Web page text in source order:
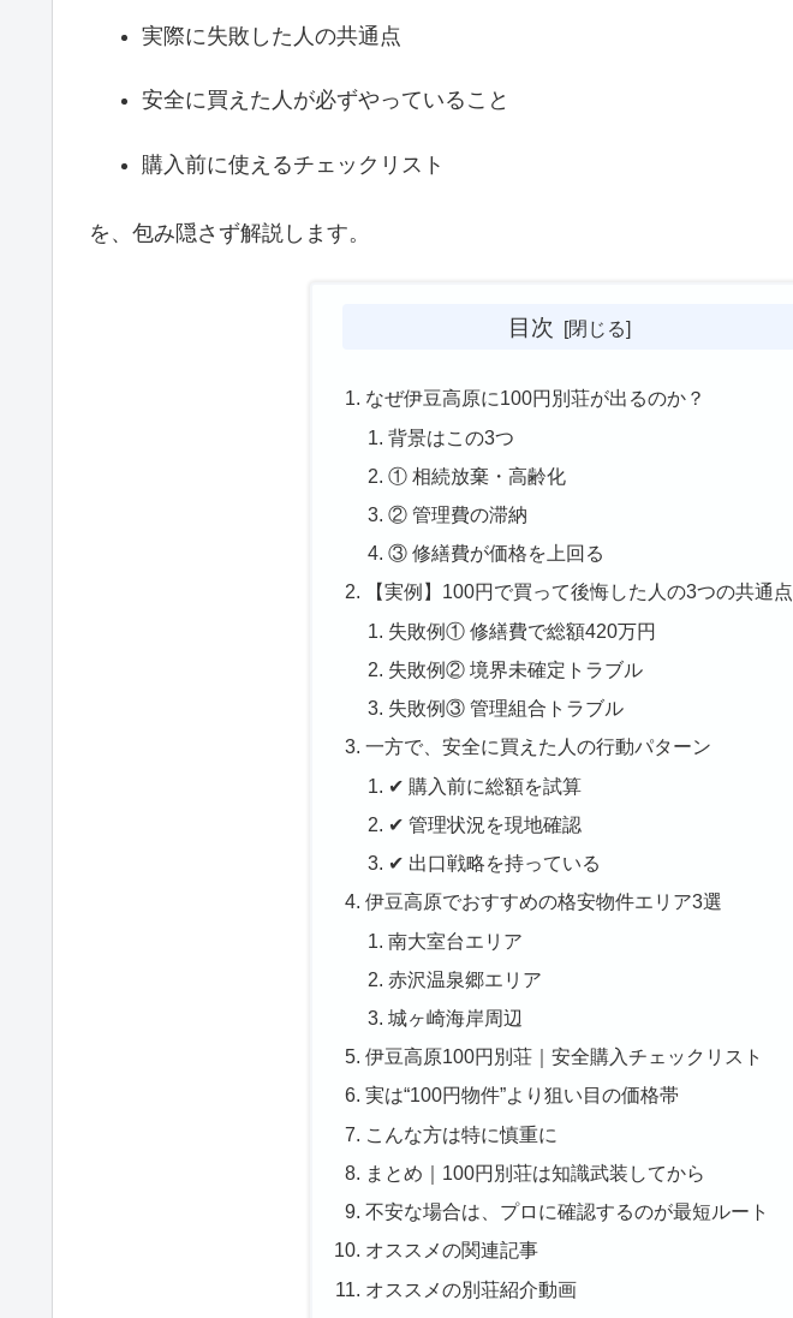
実際に失敗した人の共通点
安全に買えた人が必ずやっていること
購入前に使えるチェックリスト
を、包み隠さず解説します。
目次
なぜ伊豆高原に100円別荘が出るのか？
背景はこの3つ
① 相続放棄・高齢化
② 管理費の滞納
③ 修繕費が価格を上回る
【実例】100円で買って後悔した人の3つの共通点
失敗例① 修繕費で総額420万円
失敗例② 境界未確定トラブル
失敗例③ 管理組合トラブル
一方で、安全に買えた人の行動パターン
✔ 購入前に総額を試算
✔ 管理状況を現地確認
✔ 出口戦略を持っている
伊豆高原でおすすめの格安物件エリア3選
南大室台エリア
赤沢温泉郷エリア
城ヶ崎海岸周辺
伊豆高原100円別荘｜安全購入チェックリスト
実は“100円物件”より狙い目の価格帯
こんな方は特に慎重に
まとめ｜100円別荘は知識武装してから
不安な場合は、プロに確認するのが最短ルート
オススメの関連記事
オススメの別荘紹介動画